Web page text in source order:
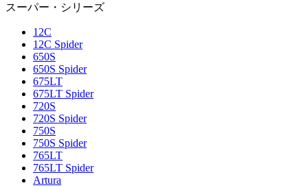
スーパー・シリーズ
12C
12C Spider
650S
650S Spider
675LT
675LT Spider
720S
720S Spider
750S
750S Spider
765LT
765LT Spider
Artura